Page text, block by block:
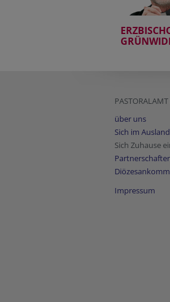
über uns
Sich im
Sich Zuhause
Impressum